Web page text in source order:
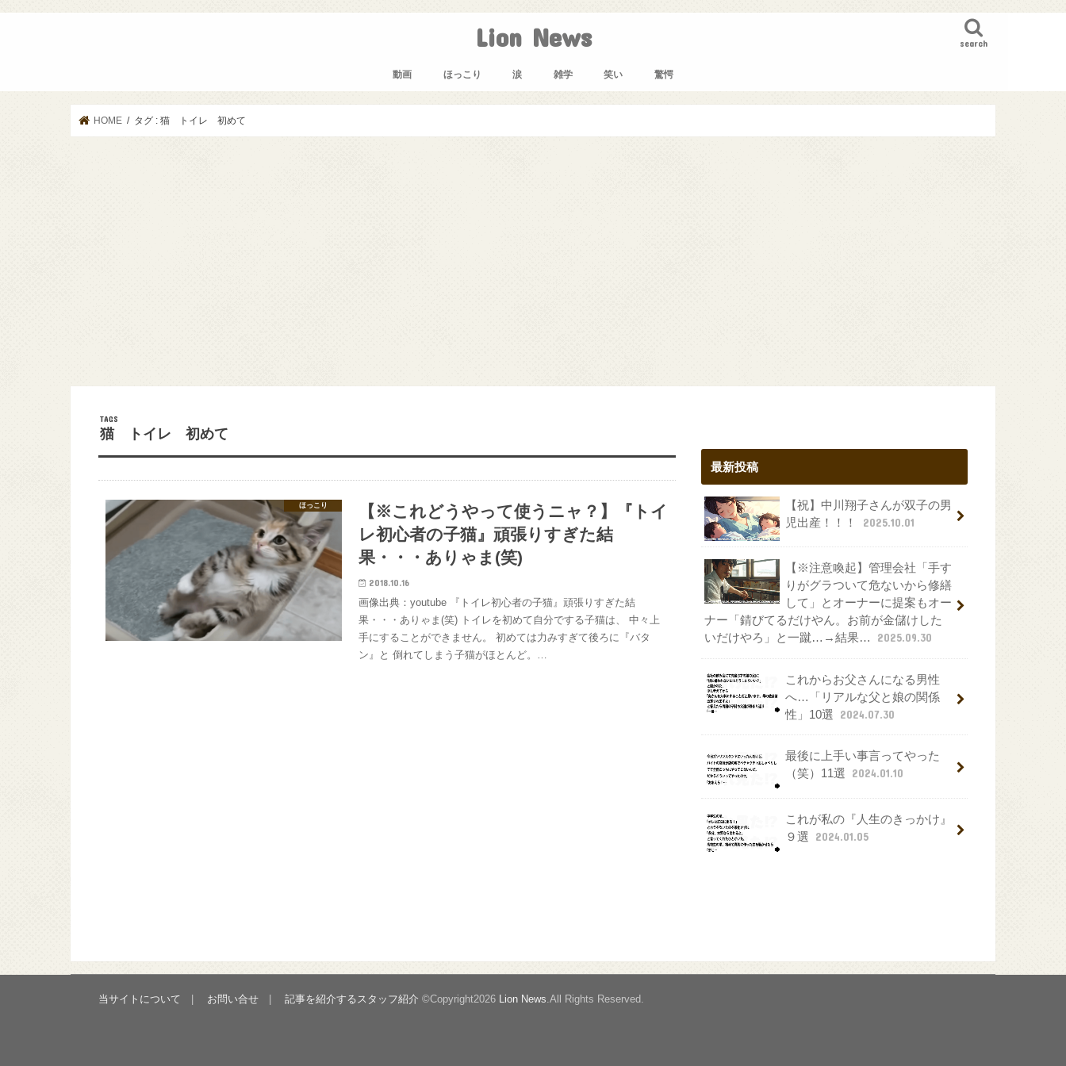
Lion News search
動画 ほっこり 涙 雑学 笑い 驚愕
HOME タグ : 猫 トイレ 初めて
猫 トイレ 初めて
ほっこり
【※これどうやって使うニャ？】『トイ
レ初心者の子猫』頑張りすぎた結
果・・・ありゃま(笑)
2018.10.16
画像出典：youtube 『トイレ初心者の子猫』頑張りすぎた結
果・・・ありゃま(笑) トイレを初めて自分でする子猫は、 中々上
手にすることができません。 初めては力みすぎて後ろに『バタ
ン』と 倒れてしまう子猫がほとんど。…
最新投稿
【祝】中川翔子さんが双子の男
児出産！！！
2025.10.01
【※注意喚起】管理会社「手す
りがグラついて危ないから修繕
して」とオーナーに提案もオー
ナー「錆びてるだけやん。お前が金儲けした
いだけやろ」と一蹴…→結果…
2025.09.30
これからお父さんになる男性
へ…「リアルな父と娘の関係
性」10選
2024.07.30
最後に上手い事言ってやった
（笑）11選
2024.01.10
これが私の『人生のきっかけ』
９選
2024.01.05
当サイトについて お問い合せ 記事を紹介するスタッフ紹介 ©Copyright2026 Lion News.All Rights Reserved.